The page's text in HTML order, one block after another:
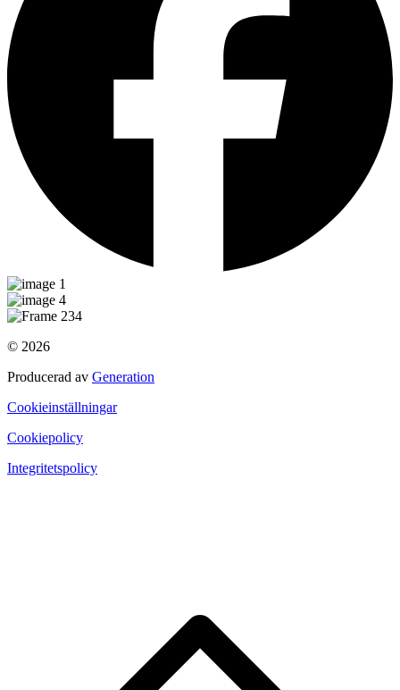
© 2026
Producerad av Generation
Cookieinställningar
Cookiepolicy
Integritetspolicy